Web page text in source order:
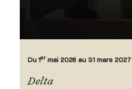
Du 1er mai 2026 au 31 mars 2027
Delta